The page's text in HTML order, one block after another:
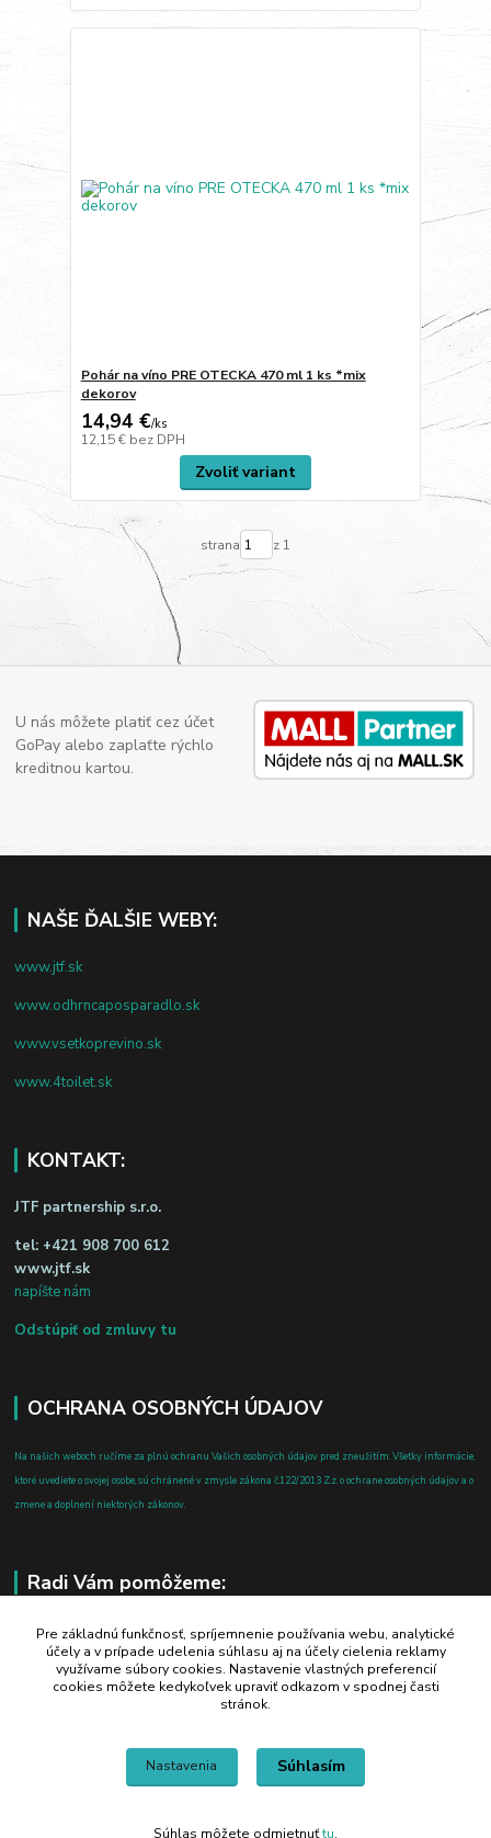
Pohár na víno PRE OTECKA 470 ml 1 ks *mix
dekorov
14,94 €/ks
12,15 € bez DPH
Zvoliť variant
strana z 1
U nás môžete platiť cez účet
GoPay alebo zaplaťte rýchlo
kreditnou kartou.
NAŠE ĎALŠIE WEBY:
www.jtf.sk
www.odhrncaposparadlo.sk
www.vsetkoprevino.sk
www.4toilet.sk
KONTAKT:
JTF partnership s.r.o.
tel: +421 908 700 612
www.jtf.sk
napíšte nám
Odstúpiť od zmluvy tu
OCHRANA OSOBNÝCH ÚDAJOV
Na našich weboch ručíme za plnú ochranu Vašich osobných údajov pred zneužitím. Všetky informácie,
ktoré uvediete o svojej osobe, sú chránené v zmysle zákona č.122/2013 Z.z. o ochrane osobných údajov a o
zmene a doplnení niektorých zákonov.
Radi Vám pomôžeme:
+421 908 700 612
po-pia: 8.00 - 16.00
business@jtf.sk
Pre základnú funkčnosť, spríjemnenie používania webu, analytické
účely a v prípade udelenia súhlasu aj na účely cielenia reklamy
využívame súbory cookies. Nastavenie vlastných preferencií
cookies môžete kedykoľvek upraviť odkazom v spodnej časti
stránok.
Nastavenia Súhlasím
Súhlas môžete odmietnuťtu.